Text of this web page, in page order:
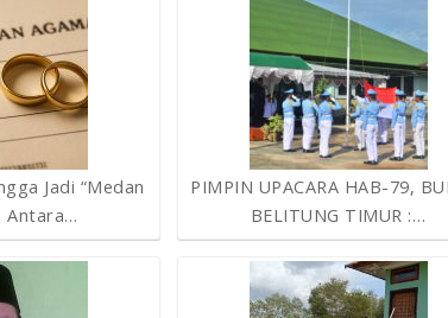
Jadi “Medan
Antara…
PIMPIN UPACARA HAB-79,
BELITUNG TIMUR :…